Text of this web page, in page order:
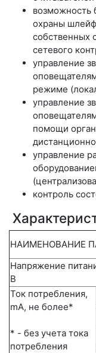
возможность
охраны
собственных
сетевого
управление
режиме
управление
помощи
управление
контроль
НАИМЕНОВАНИЕ
Напряжение
В
Ток потребления,
mА, не более*
* - без учета тока
потребления